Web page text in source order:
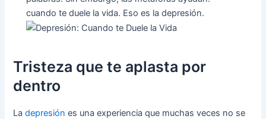
cuando te duele la vida. Eso es la depresión.
Tristeza que te aplasta por
dentro
Ladepresión es una experiencia que muchas veces no se